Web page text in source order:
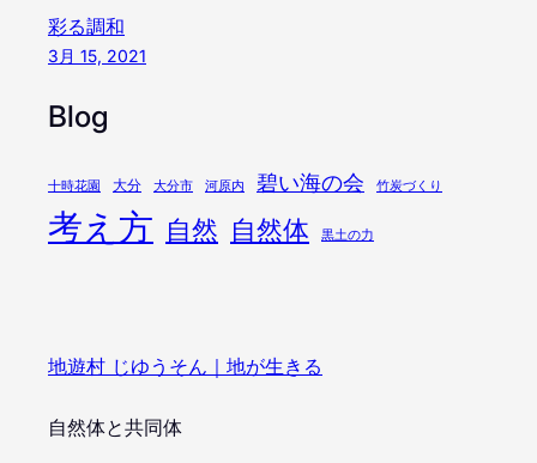
彩る調和
3月 15, 2021
Blog
十時花園 大分 大分市 河原内 碧い海の会 竹炭づくり
考え方 自然 自然体 黒土の力
地遊村 じゆうそん｜地が生きる
自然体と共同体